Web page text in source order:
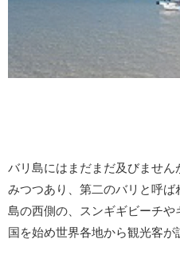
バリ島にはまだまだ及びませ
みつつあり、第二のバリと呼
島の西側の、スンギギビーチ
国を始め世界各地から観光客が